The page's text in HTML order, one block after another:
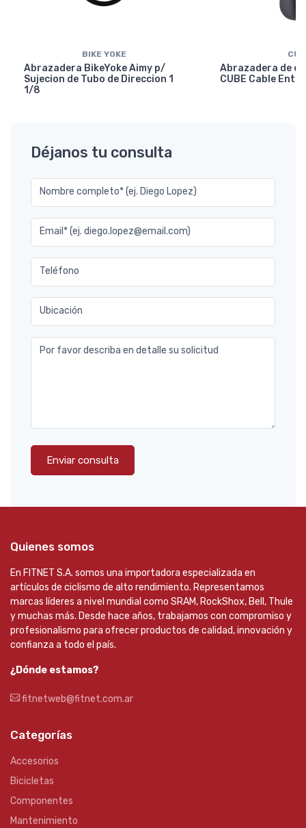
BIKE YOKE
Abrazadera BikeYoke Aimy p/
Sujecion de Tubo de Direccion 1
1/8
Abrazadera de
CUBE Cable
Déjanos tu consulta
Nombre completo* (ej. Diego Lopez)
Email* (ej. diego.lopez@email.com)
Teléfono
Ubicación
Por favor describa en detalle su solicitud
Enviar consulta
Quienes somos
En FITNET S.A. somos una importadora especializada en
artículos de ciclismo de alto rendimiento. Representamos
marcas líderes a nivel mundial como SRAM, RockShox, Bell, Thule
y muchas más. Desde hace años, trabajamos con compromiso y
profesionalismo para ofrecer productos de calidad, innovación y
confianza a todo el país.
¿Dónde estamos?
fitnetweb@fitnet.com.ar
Categorías
Accesorios
Bicicletas
Componentes
Mantenimiento